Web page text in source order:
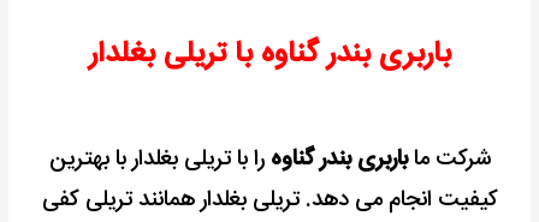
باربری بندر گناوه با تریلی بغلدار
شرکت ماباربری بندر گناوه را با تریلی بغلدار با بهترین
کیفیت انجام می دهد.تریلی بغلدار همانند تریلی کفی